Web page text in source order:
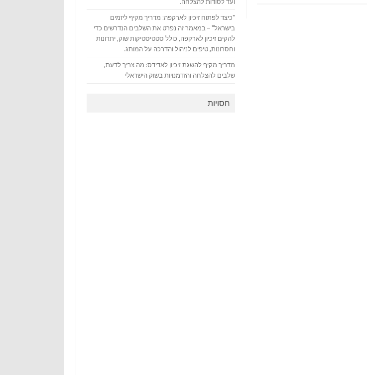
ועד לסודות להצלחה.
"כיצד לפתוח זיכיון לארקפה: מדריך מקיף ליזמים
בישראל" – במאמר זה נפרט את השלבים הנדרשים כדי
להקים זיכיון לארקפה, כולל סטטיסטיקות שוק, יתרונות
וחסרונות, טיפים לניהול והדרכה על המותג.
מדריך מקיף להשגת זיכיון לאדידס: מה צריך לדעת,
שלבים להצלחה והזדמנויות בשוק הישראלי
חסויות